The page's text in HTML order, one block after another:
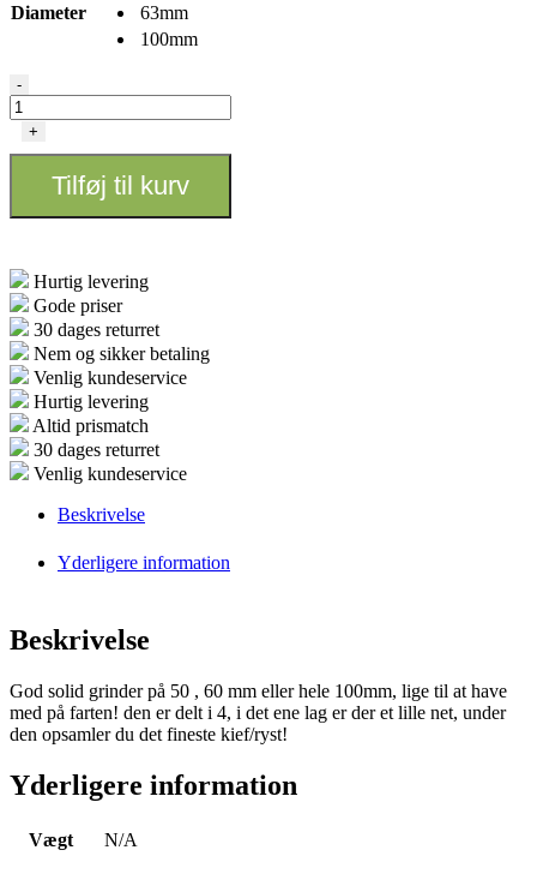
Diameter
63mm
100mm
Metal
Grinder
-
-
+
Tilføj til kurv
Hurtig levering
Gode priser
30 dages returret
Nem og sikker betaling
Venlig kundeservice
Hurtig levering
Altid prismatch
30 dages returret
Venlig kundeservice
Beskrivelse
Yderligere information
Beskrivelse
God solid grinder på 50 , 60 mm eller hele 100mm, lige til at have
med på farten! den er delt i 4, i det ene lag er der et lille net, under
den opsamler du det fineste kief/ryst!
Yderligere information
Vægt N/A